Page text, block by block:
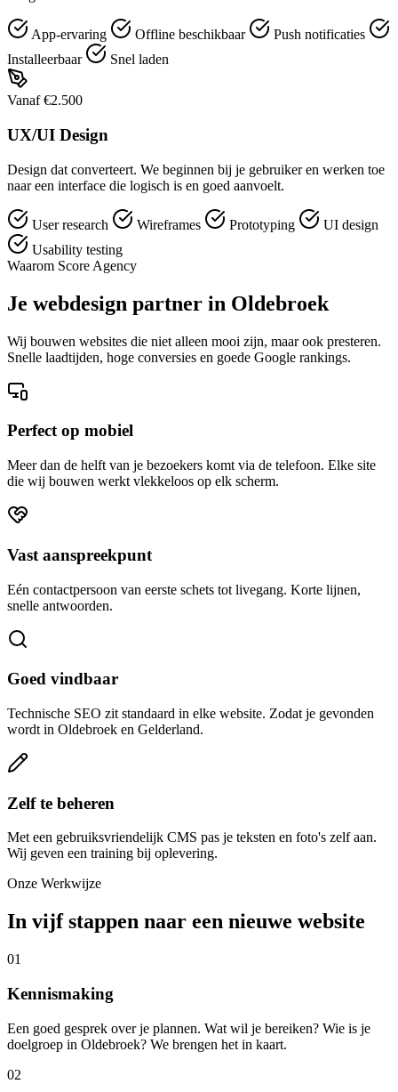
App-ervaring Offline beschikbaar
Push notificaties
Installeerbaar
Snel laden
Vanaf €2.500
UX/UI Design
Design dat converteert. We beginnen bij je gebruiker en werken toe
naar een interface die logisch is en goed aanvoelt.
User research Wireframes Prototyping
UI design
Usability testing
Waarom Score Agency
Je webdesign partner in Oldebroek
Wij bouwen websites die niet alleen mooi zijn, maar ook presteren.
Snelle laadtijden, hoge conversies en goede Google rankings.
Perfect op mobiel
Meer dan de helft van je bezoekers komt via de telefoon. Elke site
die wij bouwen werkt vlekkeloos op elk scherm.
Vast aanspreekpunt
Eén contactpersoon van eerste schets tot livegang. Korte lijnen,
snelle antwoorden.
Goed vindbaar
Technische SEO zit standaard in elke website. Zodat je gevonden
wordt in Oldebroek en Gelderland.
Zelf te beheren
Met een gebruiksvriendelijk CMS pas je teksten en foto's zelf aan.
Wij geven een training bij oplevering.
Onze Werkwijze
In vijf stappen naar een nieuwe website
01
Kennismaking
Een goed gesprek over je plannen. Wat wil je bereiken? Wie is je
doelgroep in Oldebroek? We brengen het in kaart.
02